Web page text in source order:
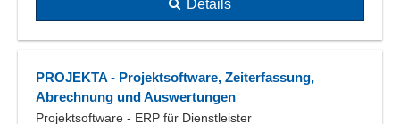
Details
PROJEKTA - Projektsoftware, Zeiterfassung,
Abrechnung und Auswertungen
Projektsoftware - ERP für Dienstleister